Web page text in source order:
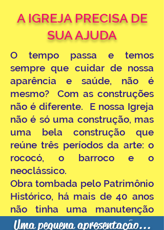
A IGREJA PRECISA DE
SUA AJUDA
O tempo passa e temos
sempre que cuidar de nossa
aparência e saúde, não é
mesmo? Com as construções
não é diferente. E nossa Igreja
não é só uma construção, mas
uma bela construção que
reúne três períodos da arte: o
rococó, o barroco e o
neoclássico.
Obra tombada pelo Patrimônio
Histórico, há mais de 40 anos
não tinha uma manutenção
mais séria, por isso, culminou
Uma pequena apresentação...